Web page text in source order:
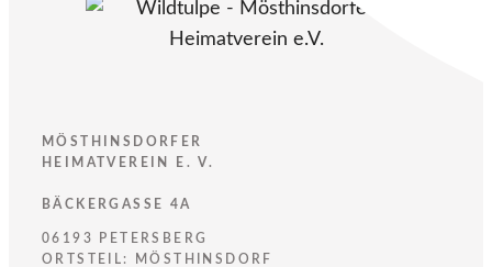
MÖSTHINSDORFER
HEIMATVEREIN E. V.
BÄCKERGASSE 4A
06193 PETERSBERG
ORTSTEIL: MÖSTHINSDORF